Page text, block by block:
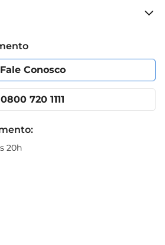
Fale Conosco
0800 720 1111
20h